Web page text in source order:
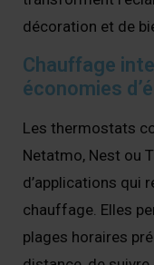
décoration et de
Chauffage
économies
Les thermostats
Netatmo, Nest ou
d’applications qui
chauffage. Elles
plages horaires